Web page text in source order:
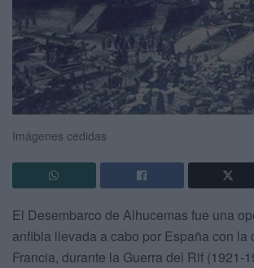
Imágenes cedidas
El Desembarco de Alhucemas fue una
anfibia llevada a cabo por España con la
Francia, durante la Guerra del Rif (1921-